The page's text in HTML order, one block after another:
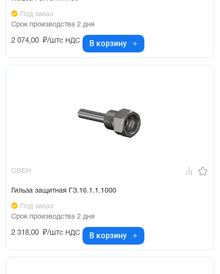
Под заказ
Срок производства 2 дня
2 074,00 ₽/штс НДС В корзину
ОВЕН
Гильза защитная ГЗ.16.1.1.1000
Под заказ
Срок производства 2 дня
2 318,00 ₽/штс НДС В корзину